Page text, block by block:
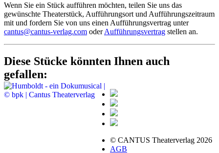
Wenn Sie ein Stück aufführen möchten, teilen Sie uns das
gewünschte Theaterstück, Aufführungsort und Aufführungszeitraum
mit und fordern Sie von uns einen Aufführungsvertrag unter
cantus@cantus-verlag.com oderAufführungsvertrag stellen an.
Diese Stücke könnten Ihnen auch
gefallen:
© CANTUS Theaterverlag 2026
AGB